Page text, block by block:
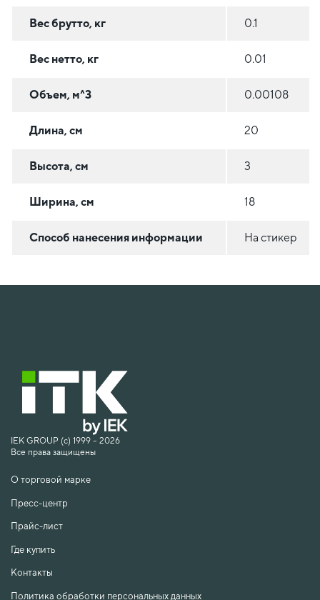
Вес брутто, кг 0.1
Вес нетто, кг 0.01
Объем, м^3 0.00108
Длина, см 20
Высота, см 3
Ширина, см 18
Способ нанесения информации На стикер
IEK GROUP (c) 1999 – 2026
Все права защищены
О торговой марке
Пресс-центр
Прайс-лист
Где купить
Контакты
Политика обработки персональных данных